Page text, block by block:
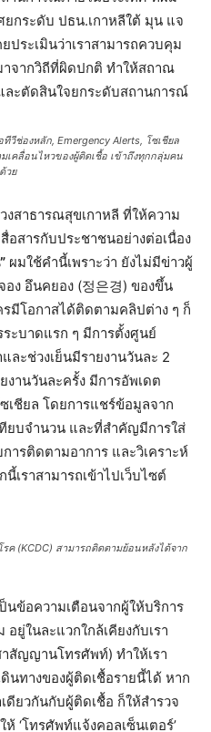
กระดับ ปธน.เกาหลีใต้ มุน แจ
ประเมินว่าเราสามารถควบคุม
จากวิถีที่ผิดปกติ ทำให้สถาณ
ละตัดสินใจยกระดับสถานการณ์
วีช่องหลัก, Emergency Alerts, โซเชียล
เคลื่อนไหวของผู้ติดเชื้อ เข้าถึงทุกกลุ่มคน
วย
งสาธารณสุขเกาหลี ที่ให้ความ
สารกับประชาชนอย่างต่อเนื่อง
ผมใช้คำนี้เพราะว่า ยังไม่มีข่าวผู้
ง อึนคยอง (정은경) ของขึ้น
รมีโอกาสได้ติดตามคลิปต่าง ๆ ก็
ระบาดแรก ๆ มีการตั้งศูนย์
ละช่วงเย็นมีรายงานวันละ 2
งานวันละครั้ง มีการอัพเดต
เชียล โดยการแชร์ข้อมูลจาก
ทียบจำนวน และที่สำคัญมีการใส่
ารติดตามอาการ และวิเคราะห์
เราสามารถเข้าไปเว็บไซต์
ค (KCDC) สามารถติดตามย้อนหลังได้จาก
นข้อความเตือนจากผู้ให้บริการ
ยู่ในละแวกใกล้เคียงกับเรา
สัญญานโทรศัพท์) ทำให้เรา
ดินทางของผู้ติดเชื้อรายนี้ได้ หาก
ดียวกันกับผู้ติดเชื้อ ก็ให้สำรวจ
‘โทรศัพท์แจ้งคอลเซ็นเตอร์’